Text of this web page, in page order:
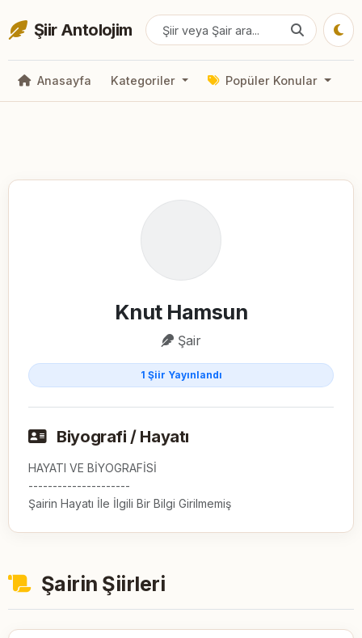
Şiir Antolojim
Anasayfa Kategoriler Popüler Konular
Knut Hamsun
Şair
1 Şiir Yayınlandı
Biyografi / Hayatı
HAYATI VE BİYOGRAFİSİ
---------------------
Şairin Hayatı İle İlgili Bir Bilgi Girilmemiş
Şairin Şiirleri